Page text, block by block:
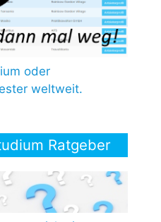
oder
weltweit.
Ratgeber